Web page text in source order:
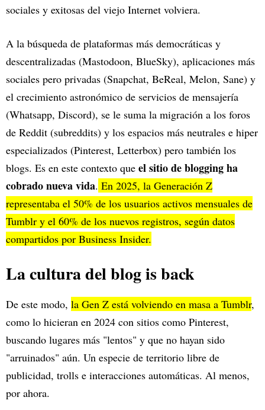
sociales y exitosas del viejo Internet volviera.
A la búsqueda de plataformas más democráticas y
descentralizadas (Mastodoon, BlueSky), aplicaciones más
sociales pero privadas (Snapchat, BeReal, Melon, Sane) y
el crecimiento astronómico de servicios de mensajería
(Whatsapp, Discord), se le suma la migración a los foros
de Reddit (subreddits) y los espacios más neutrales e hiper
especializados (Pinterest, Letterbox) pero también los
blogs. Es en este contexto que el sitio de blogging ha
cobrado nueva vida. En 2025, la Generación Z
representaba el 50% de los usuarios activos mensuales de
Tumblr y el 60% de los nuevos registros, según datos
compartidos por Business Insider.
La cultura del blog is back
De este modo, la Gen Z está volviendo en masa a Tumblr,
como lo hicieran en 2024 con sitios como Pinterest,
buscando lugares más "lentos" y que no hayan sido
"arruinados" aún. Un especie de territorio libre de
publicidad, trolls e interacciones automáticas. Al menos,
por ahora.